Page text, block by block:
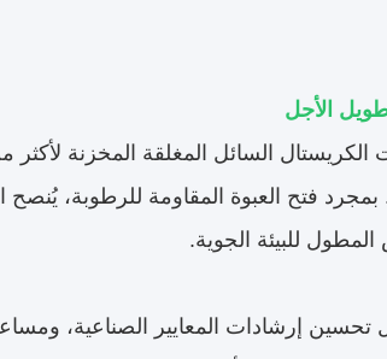
الأجل
فتح العبوة المقاومة للرطوبة،
للبيئة الجوية.
إرشادات المعايير الصناعية،